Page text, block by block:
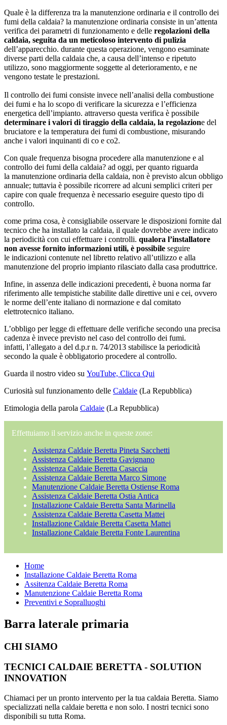
Quale è la differenza tra la manutenzione ordinaria e il controllo dei
fumi della caldaia? la manutenzione ordinaria consiste in un’attenta
verifica dei parametri di funzionamento e delle regolazioni della
caldaia, seguita da un meticoloso intervento di pulizia
dell’apparecchio. durante questa operazione, vengono esaminate
diverse parti della caldaia che, a causa dell’intenso e ripetuto
utilizzo, sono maggiormente soggette al deterioramento, e ne
vengono testate le prestazioni.
Il controllo dei fumi consiste invece nell’analisi della combustione
dei fumi e ha lo scopo di verificare la sicurezza e l’efficienza
energetica dell’impianto. attraverso questa verifica è possibile
determinare i valori di tiraggio della caldaia, la regolazione del
bruciatore e la temperatura dei fumi di combustione, misurando
anche i valori inquinanti di co e co2.
Con quale frequenza bisogna procedere alla manutenzione e al
controllo dei fumi della caldaia? ad oggi, per quanto riguarda
la manutenzione ordinaria della caldaia, non è previsto alcun obbligo
annuale; tuttavia è possibile ricorrere ad alcuni semplici criteri per
capire con quale frequenza è necessario eseguire questo tipo di
controllo.
come prima cosa, è consigliabile osservare le disposizioni fornite dal
tecnico che ha installato la caldaia, il quale dovrebbe avere indicato
la periodicità con cui effettuare i controlli. qualora l’installatore
non avesse fornito informazioni utili, è possibile seguire
le indicazioni contenute nel libretto relativo all’utilizzo e alla
manutenzione del proprio impianto rilasciato dalla casa produttrice.
Infine, in assenza delle indicazioni precedenti, è buona norma far
riferimento alle tempistiche stabilite dalle direttive uni e cei, ovvero
le norme dell’ente italiano di normazione e dal comitato
elettrotecnico italiano.
L’obbligo per legge di effettuare delle verifiche secondo una precisa
cadenza è invece previsto nel caso del controllo dei fumi.
infatti, l’allegato a del d.p.r n. 74/2013 stabilisce la periodicità
secondo la quale è obbligatorio procedere al controllo.
Guarda il nostro video su YouTube, Clicca Qui
Curiosità sul funzionamento delle Caldaie (La Repubblica)
Etimologia della parola Caldaie (La Repubblica)
Effettuiamo il servizio anche in queste zone:
Assistenza Caldaie Beretta Pineta Sacchetti
Assistenza Caldaie Beretta Gavignano
Assistenza Caldaie Beretta Casaccia
Assistenza Caldaie Beretta Marco Simone
Manutenzione Caldaie Beretta Ostiense Roma
Assistenza Caldaie Beretta Ostia Antica
Installazione Caldaie Beretta Santa Marinella
Assistenza Caldaie Beretta Casetta Mattei
Installazione Caldaie Beretta Casetta Mattei
Installazione Caldaie Beretta Fonte Laurentina
Home
Installazione Caldaie Beretta Roma
Assitenza Caldaie Beretta Roma
Manutenzione Caldaie Beretta Roma
Preventivi e Sopralluoghi
Barra laterale primaria
CHI SIAMO
TECNICI CALDAIE BERETTA - SOLUTION
INNOVATION
Chiamaci per un pronto intervento per la tua caldaia Beretta. Siamo
specializzati nella caldaie beretta e non solo. I nostri tecnici sono
disponibili su tutta Roma.